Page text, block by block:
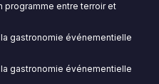
programme entre terroir et
gastronomie événementielle
gastronomie événementielle